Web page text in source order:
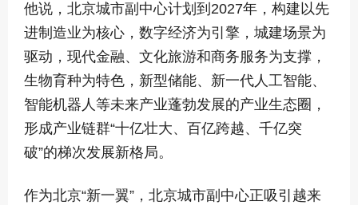
他说，北京城市副中心计划到2027年，构建以先
进制造业为核心，数字经济为引擎，城建场景为
驱动，现代金融、文化旅游和商务服务为支撑，
生物育种为特色，新型储能、新一代人工智能、
智能机器人等未来产业蓬勃发展的产业生态圈，
形成产业链群“十亿壮大、百亿跨越、千亿突
破”的梯次发展新格局。
作为北京“新一翼”，北京城市副中心正吸引越来